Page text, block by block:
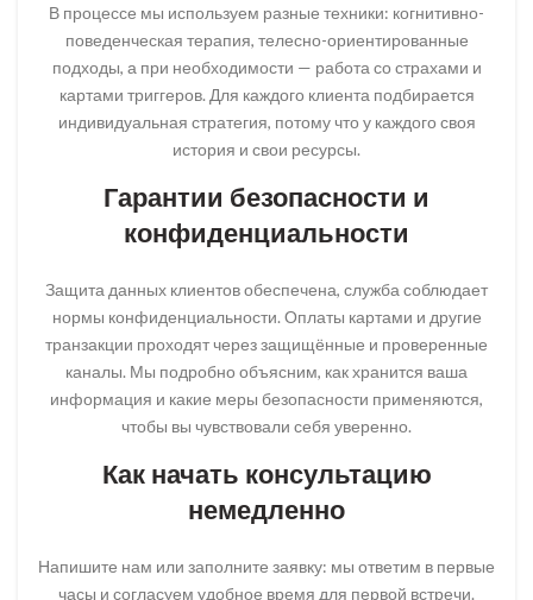
В процессе мы используем разные техники: когнитивно-
поведенческая терапия, телесно-ориентированные
подходы, а при необходимости — работа со страхами и
картами триггеров. Для каждого клиента подбирается
индивидуальная стратегия, потому что у каждого своя
история и свои ресурсы.
Гарантии безопасности и
конфиденциальности
Защита данных клиентов обеспечена, служба соблюдает
нормы конфиденциальности. Оплаты картами и другие
транзакции проходят через защищённые и проверенные
каналы. Мы подробно объясним, как хранится ваша
информация и какие меры безопасности применяются,
чтобы вы чувствовали себя уверенно.
Как начать консультацию
немедленно
Напишите нам или заполните заявку: мы ответим в первые
часы и согласуем удобное время для первой встречи.